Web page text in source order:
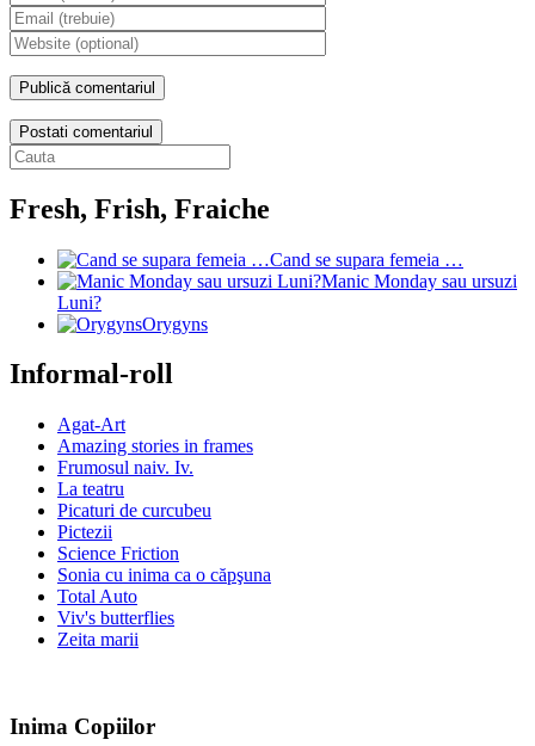
Postati comentariul
Fresh, Frish, Fraiche
Cand se supara femeia …
Manic Monday sau ursuzi
Luni?
Orygyns
Informal-roll
Agat-Art
Amazing stories in frames
Frumosul naiv. Iv.
La teatru
Picaturi de curcubeu
Pictezii
Science Friction
Sonia cu inima ca o căpşuna
Total Auto
Viv's butterflies
Zeita marii
Inima Copiilor